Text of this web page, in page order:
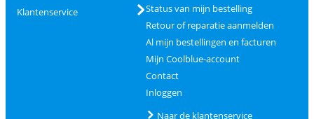
Klantenservice
Status van mijn bestelling
Retour of reparatie aanmelden
Al mijn bestellingen en facturen
Mijn Coolblue-account
Contact
Inloggen
Naar de klantenservice